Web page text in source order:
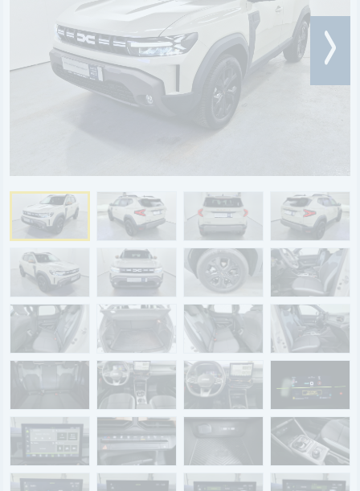
Ford
Land Rover
Renault
SERVICE
Aktionsfahrzeuge
AutoAbo
Gewerbekunden
Probefahrt
Mietwagen
Ankauf
WERKSTATTTERMIN
Teile & Zubehör